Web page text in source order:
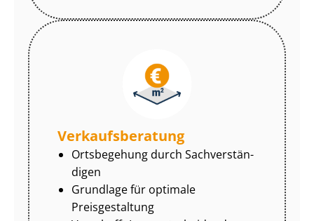
Ver­kaufs­be­ra­tung
Ortsbegehung durch Sach­ver­stän­
di­gen
Grundlage für optimale
Preisgestaltung